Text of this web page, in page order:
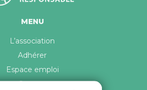
MENU
L’association
Adhérer
Espace emploi
Contact